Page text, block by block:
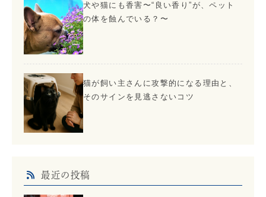
犬や猫にも香害〜“良い香り”が、ペット
の体を蝕んでいる？〜
猫が飼い主さんに攻撃的になる理由と、
そのサインを見逃さないコツ
最近の投稿